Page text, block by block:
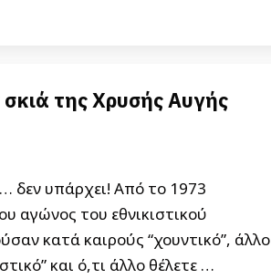
της Χρυσής Αυγής
δεν υπάρχει! Από το 1973
αγώνος του εθνικιστικού
κατά καιρούς “χουντικό”,
και ό,τι άλλο θέλετε …